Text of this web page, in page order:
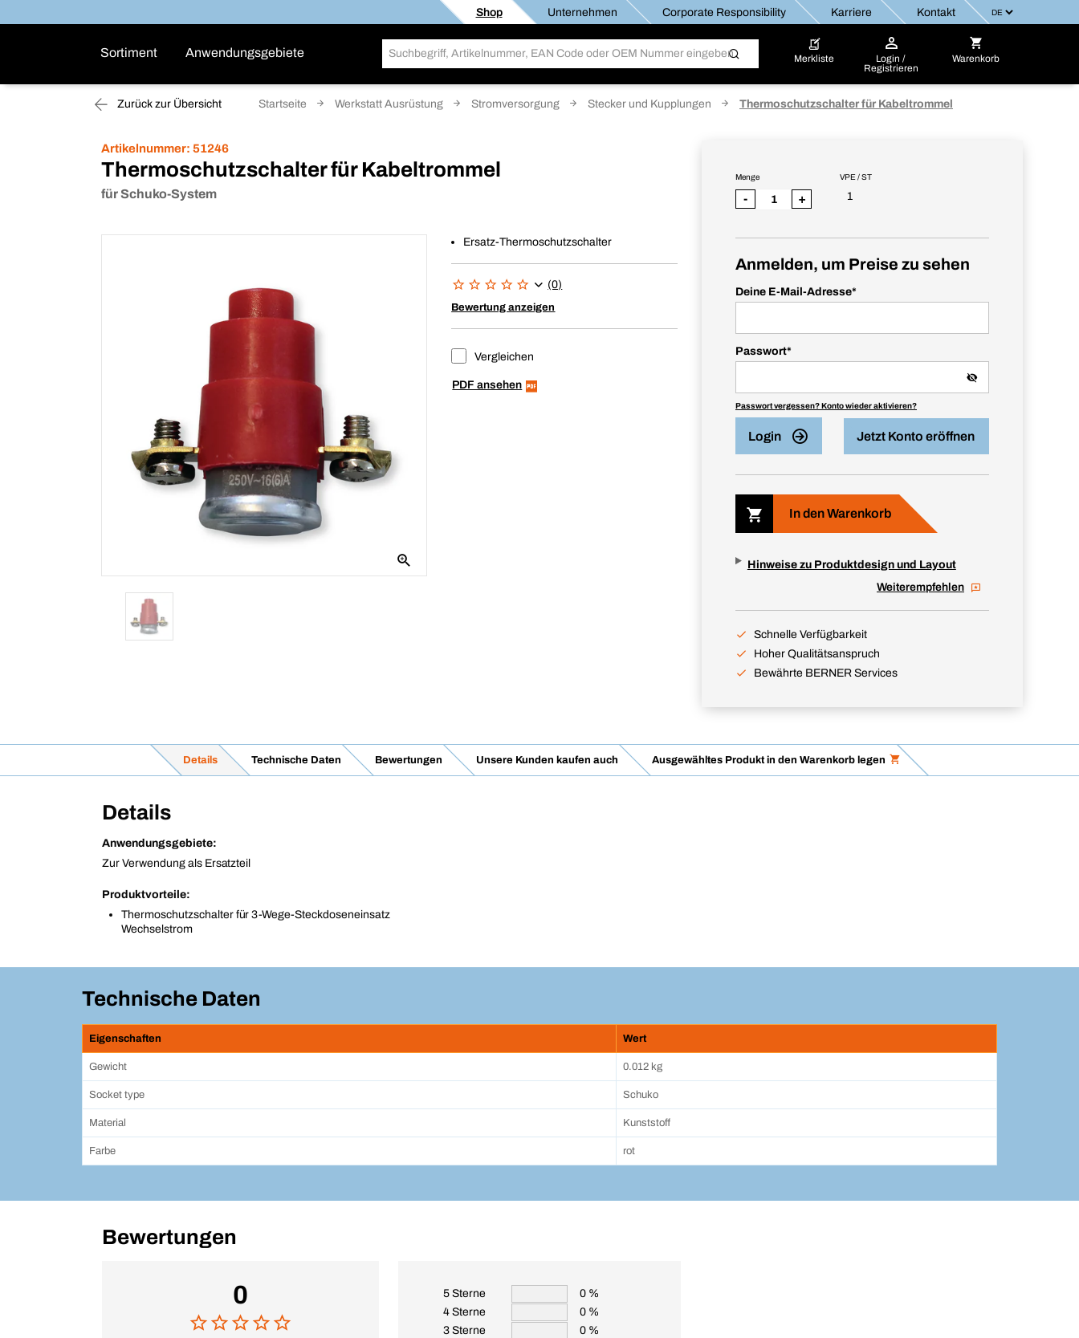
Shop Unternehmen Corporate Responsibility Karriere Kontakt
Sortiment Anwendungsgebiete Merkliste
Login /
Registrieren
Warenkorb
Zurück zur Übersicht Startseite Werkstatt Ausrüstung Stromversorgung Stecker und Kupplungen Thermoschutzschalter für Kabeltrommel
Artikelnummer: 51246
Thermoschutzschalter für Kabeltrommel
für Schuko-System
Ersatz-Thermoschutzschalter
(0)
Bewertung anzeigen
Vergleichen
PDF ansehen
VPE / ST
1
Menge
- +
Anmelden, um Preise zu sehen
Deine E-Mail-Adresse*
Passwort*
Passwort vergessen? Konto wieder aktivieren?
Login Jetzt Konto eröffnen
In den Warenkorb
Hinweise zu Produktdesign und Layout
Weiterempfehlen
Schnelle Verfügbarkeit
Hoher Qualitätsanspruch
Bewährte BERNER Services
Details Technische Daten Bewertungen Unsere Kunden kaufen auch Ausgewähltes Produkt in den Warenkorb legen
Details
Anwendungsgebiete:
Zur Verwendung als Ersatzteil
Produktvorteile:
Thermoschutzschalter für 3-Wege-Steckdoseneinsatz
Wechselstrom
Technische Daten
Eigenschaften Wert
Gewicht 0.012 kg
Socket type Schuko
Material Kunststoff
Farbe rot
Bewertungen
0 5 Sterne
0 %
4 Sterne
0 %
3 Sterne
0 %